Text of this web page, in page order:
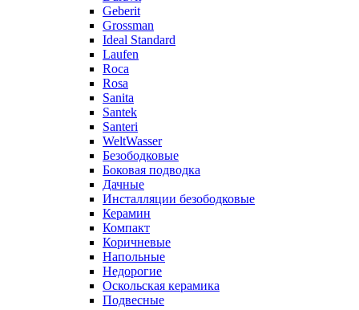
Geberit
Grossman
Ideal Standard
Laufen
Roca
Rosa
Sanita
Santek
Santeri
WeltWasser
Безободковые
Боковая подводка
Дачные
Инсталляции безободковые
Керамин
Компакт
Коричневые
Напольные
Недорогие
Оскольская керамика
Подвесные